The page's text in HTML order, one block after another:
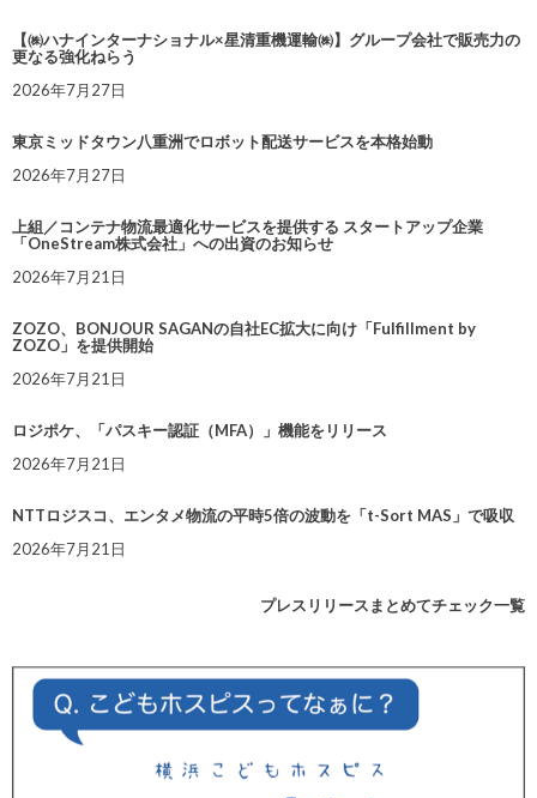
【㈱ハナインターナショナル×星清重機運輸㈱】グループ会社で販売力の
更なる強化ねらう
2026年7月27日
東京ミッドタウン八重洲でロボット配送サービスを本格始動
2026年7月27日
上組／コンテナ物流最適化サービスを提供する スタートアップ企業
「OneStream株式会社」への出資のお知らせ
2026年7月21日
ZOZO、BONJOUR SAGANの自社EC拡大に向け「Fulfillment by
ZOZO」を提供開始
2026年7月21日
ロジポケ、「パスキー認証（MFA）」機能をリリース
2026年7月21日
NTTロジスコ、エンタメ物流の平時5倍の波動を「t-Sort MAS」で吸収
2026年7月21日
プレスリリースまとめてチェック一覧